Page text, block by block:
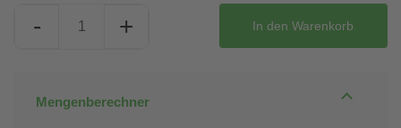
- + In den Warenkorb
Mengenberechner